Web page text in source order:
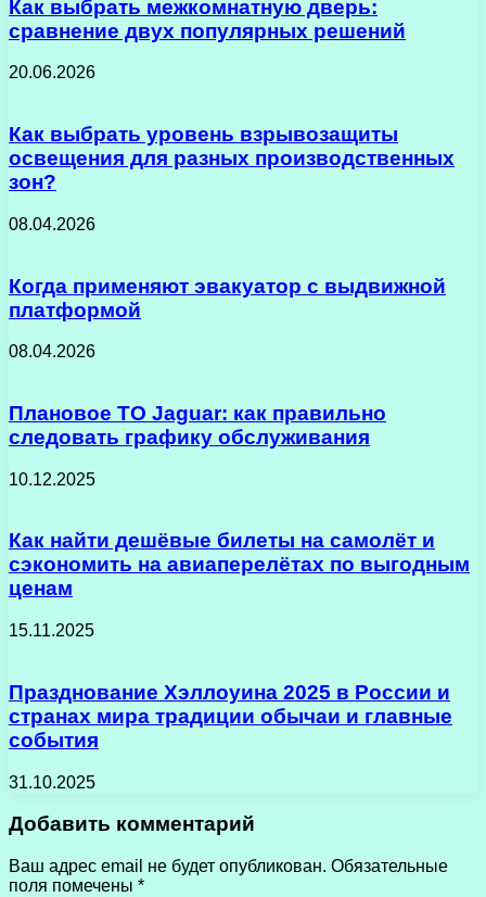
Как выбрать межкомнатную дверь:
сравнение двух популярных решений
20.06.2026
Как выбрать уровень взрывозащиты
освещения для разных производственных
зон?
08.04.2026
Когда применяют эвакуатор с выдвижной
платформой
08.04.2026
Плановое ТО Jaguar: как правильно
следовать графику обслуживания
10.12.2025
Как найти дешёвые билеты на самолёт и
сэкономить на авиаперелётах по выгодным
ценам
15.11.2025
Празднование Хэллоуина 2025 в России и
странах мира традиции обычаи и главные
события
31.10.2025
Добавить комментарий
Ваш адрес email не будет опубликован. Обязательные
поля помечены *